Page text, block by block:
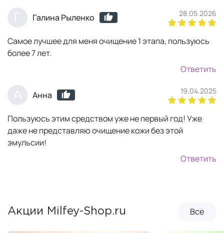
Галина Рыленко 28.05.2026
Самое лучшее для меня очищение 1 этапа, пользуюсь
более 7 лет.
Ответить
Анна 19.04.2025
Пользуюсь этим средством уже не первый год! Уже
даже не представляю очищение кожи без этой
эмульсии!
Ответить
Акции Milfey-Shop.ru Все